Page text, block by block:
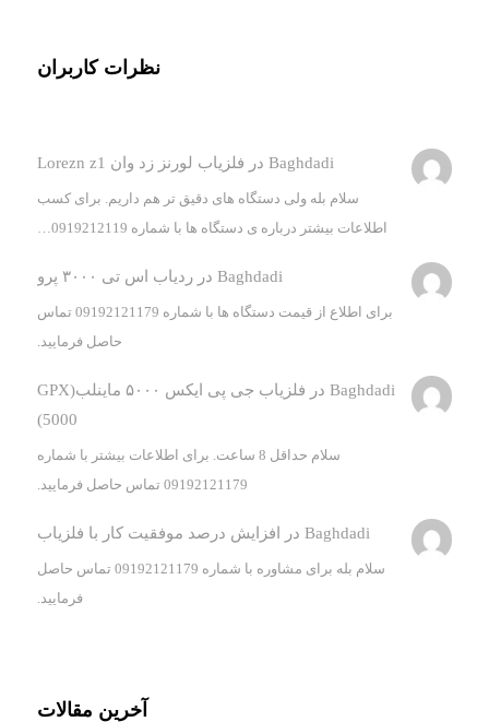
نظرات کاربران
Baghdadi در فلزیاب لورنز زد وان Lorezn z1
سلام بله ولی دستگاه های دقیق تر هم داریم. برای کسب
اطلاعات بیشتر درباره ی دستگاه ها با شماره 0919212119…
Baghdadi درردیاب اس تی ۳۰۰۰ پرو
برای اطلاع از قیمت دستگاه ها با شماره 09192121179 تماس
حاصل فرمایید.
Baghdadi در
فلزیاب جی پی ایکس ۵۰۰۰ ماینلب(GPX
5000)
سلام حداقل 8 ساعت. برای اطلاعات بیشتر با شماره
09192121179 تماس حاصل فرمایید.
Baghdadi در افزایش درصد موفقیت کار با فلزیاب
سلام بله برای مشاوره با شماره 09192121179 تماس حاصل
فرمایید.
آخرین مقالات